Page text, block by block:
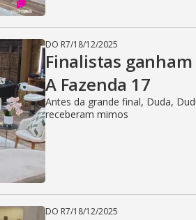
DO R7/18/12/2025
Finalistas
A Fazenda 17
Antes da grande final, Duda,
receberam mimos
DO R7/18/12/2025